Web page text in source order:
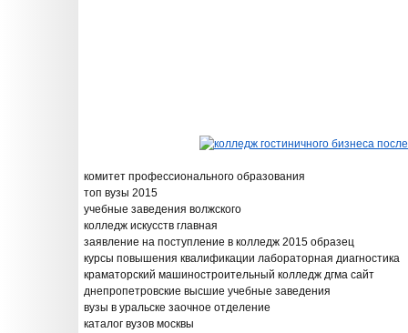
комитет профессионального образования
топ вузы 2015
учебные заведения волжского
колледж искусств главная
заявление на поступление в колледж 2015 образец
курсы повышения квалификации лабораторная диагностика
краматорский машиностроительный колледж дгма сайт
днепропетровские высшие учебные заведения
вузы в уральске заочное отделение
каталог вузов москвы